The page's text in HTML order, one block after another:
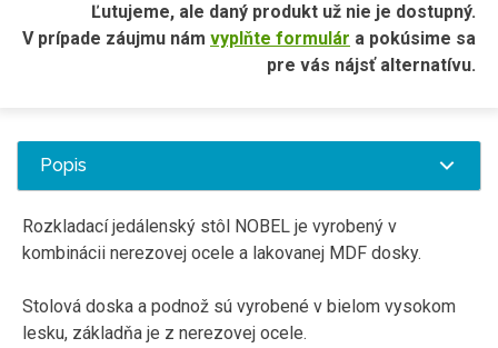
Ľutujeme, ale daný produkt už nie je dostupný.
V prípade záujmu nám vyplňte formulár a pokúsime sa
pre vás nájsť alternatívu.
Popis
Rozkladací jedálenský stôl NOBEL je vyrobený v
kombinácii nerezovej ocele a lakovanej MDF dosky.
Stolová doska a podnož sú vyrobené v bielom vysokom
lesku, základňa je z nerezovej ocele.